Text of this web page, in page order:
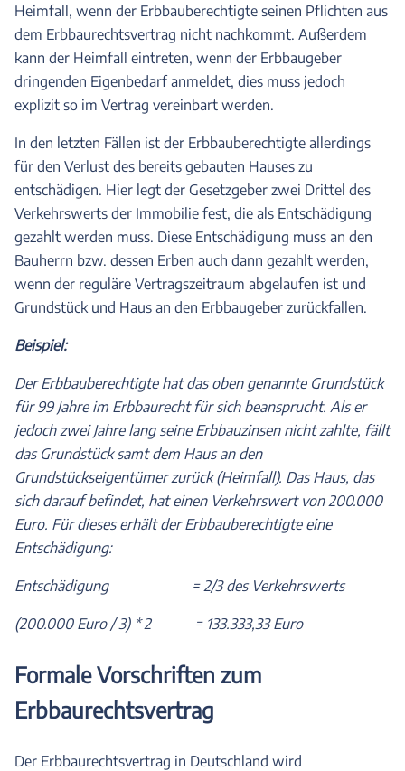
Heimfall, wenn der Erbbauberechtigte seinen Pflichten aus
dem Erbbaurechtsvertrag nicht nachkommt. Außerdem
kann der Heimfall eintreten, wenn der Erbbaugeber
dringenden Eigenbedarf anmeldet, dies muss jedoch
explizit so im Vertrag vereinbart werden.
In den letzten Fällen ist der Erbbauberechtigte allerdings
für den Verlust des bereits gebauten Hauses zu
entschädigen. Hier legt der Gesetzgeber zwei Drittel des
Verkehrswerts der Immobilie fest, die als Entschädigung
gezahlt werden muss. Diese Entschädigung muss an den
Bauherrn bzw. dessen Erben auch dann gezahlt werden,
wenn der reguläre Vertragszeitraum abgelaufen ist und
Grundstück und Haus an den Erbbaugeber zurückfallen.
Beispiel:
Der Erbbauberechtigte hat das oben genannte Grundstück
für 99 Jahre im Erbbaurecht für sich beansprucht. Als er
jedoch zwei Jahre lang seine Erbbauzinsen nicht zahlte, fällt
das Grundstück samt dem Haus an den
Grundstückseigentümer zurück (Heimfall). Das Haus, das
sich darauf befindet, hat einen Verkehrswert von 200.000
Euro. Für dieses erhält der Erbbauberechtigte eine
Entschädigung:
Entschädigung = 2/3 des Verkehrswerts
(200.000 Euro / 3) * 2 = 133.333,33 Euro
Formale Vorschriften zum
Erbbaurechtsvertrag
Der Erbbaurechtsvertrag in Deutschland wird